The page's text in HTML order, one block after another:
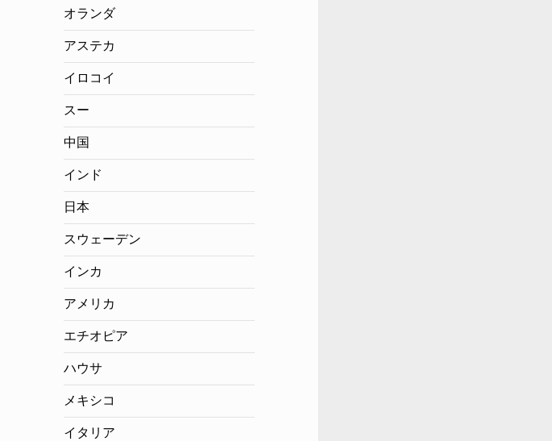
オランダ
アステカ
イロコイ
スー
中国
インド
日本
スウェーデン
インカ
アメリカ
エチオピア
ハウサ
メキシコ
イタリア